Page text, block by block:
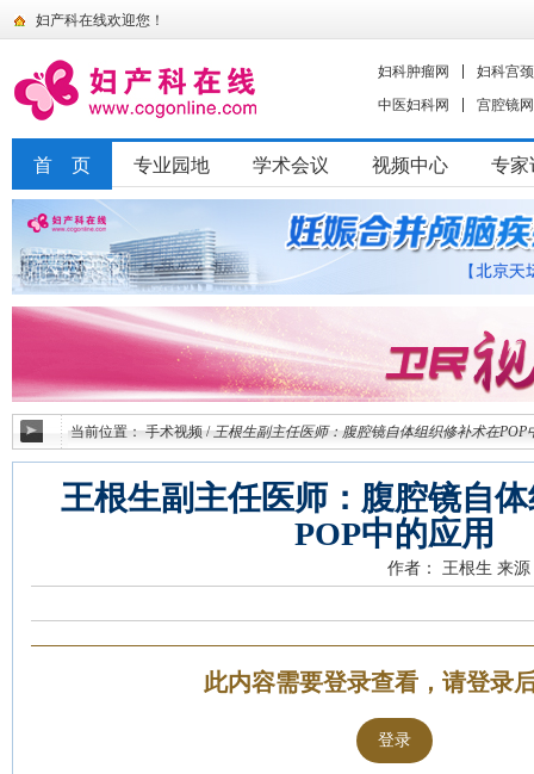
妇产科在线欢迎您！
妇科肿瘤网
妇科宫
中医妇科网
宫腔镜网
首 页 专业园地 学术会议 视频中心 专家
当前位置：手术视频 / 王根生副主任医师：腹腔镜自体组织修补术在POP
王根生副主任医师：腹腔镜自
POP中的应用
作者： 王根生 来源
此内容需要登录查看，请登录
登录